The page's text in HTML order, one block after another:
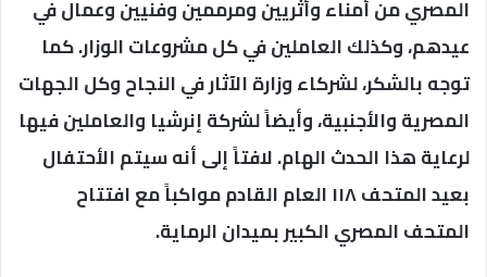
المصري من أمناء وأثريين ومرممين وفنيين وعمال في
عيدهم، وكذلك العاملين في كل مشروعات الوزار. كما
توجه بالشكر، لشركاء وزارة الآثار في النجاح وكل الجهات
المصرية والأجنبية، وأيضاً لشركة إنرشيا والعاملين فيها
لرعاية هذا الحدث الهام. لافتاً إلى أنه سيتم الأحتفال
بعيد المتحف ١١٨ العام القادم مواكباً مع افتتاح
المتحف المصري الكبير بميدان الرماية.